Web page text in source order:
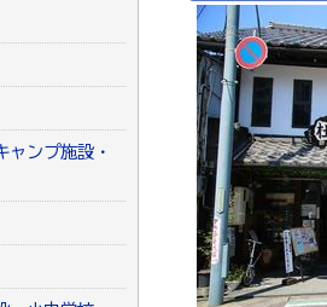
ャンプ施設・